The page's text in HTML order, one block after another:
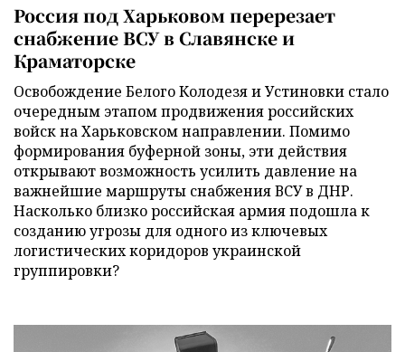
Россия под Харьковом перерезает
снабжение ВСУ в Славянске и
Краматорске
Освобождение Белого Колодезя и Устиновки стало
очередным этапом продвижения российских
войск на Харьковском направлении. Помимо
формирования буферной зоны, эти действия
открывают возможность усилить давление на
важнейшие маршруты снабжения ВСУ в ДНР.
Насколько близко российская армия подошла к
созданию угрозы для одного из ключевых
логистических коридоров украинской
группировки?